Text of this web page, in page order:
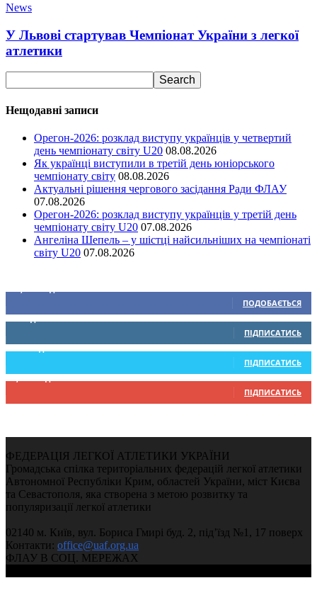
News
У Львові стартував Чемпіонат України з легкої
атлетики
Нещодавні записи
Орегон-2026: розклад виступу українців у четвертий
день чемпіонату світу U20 08.08.2026
Як українці виступили в третій день юніорського
чемпіонату світу 08.08.2026
Актуальні рішення чергового засідання Ради ФЛАУ
07.08.2026
Орегон-2026: розклад виступу українців у третій день
чемпіонату світу U20 07.08.2026
Ангеліна Шепель – у шістці найсильніших на чемпіонаті
світу U20 07.08.2026
ПОДОБАЄТЬСЯ
0 Підписників
ПІДПИСАТИСЬ
234 Підписників
ПІДПИСАТИСЬ
9,370 Підписників
ПІДПИСАТИСЬ
ФЕДЕРАЦІЯ ЛЕГКОЇ АТЛЕТИКИ УКРАЇНИ
Громадська спілка територіальних федерацій легкої атлетики
Автономної Республіки Крим, областей України, міст Києва
та Севастополя, яка створена з метою розвитку та
популяризації легкої атлетики
02140 м. Київ, вул. Бориса Гмирі буд. 2, під’їзд №1, 17 поверх
Контакти: office@uaf.org.ua
ФЛАУ В СОЦ. МЕРЕЖАХ